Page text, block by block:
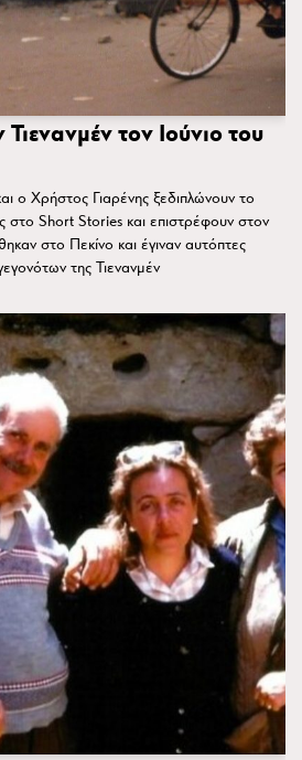
τον Ιούνιο του
ο Χρήστος Γιαρένης ξεδιπλώνουν το
Short Stories και επιστρέφουν στον
στο Πεκίνο και έγιναν αυτόπτες
της Τιενανμέν